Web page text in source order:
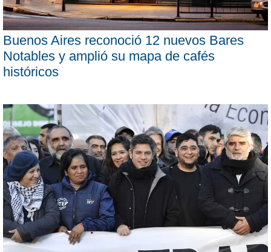
Buenos Aires reconoció 12 nuevos Bares
Notables y amplió su mapa de cafés
históricos